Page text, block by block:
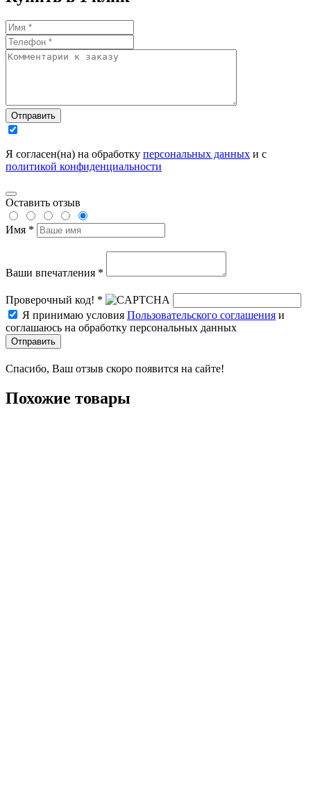
Отправить
Я согласен(на) на обработку персональных данных и с
политикой конфиденциальности
Оставить отзыв
Имя *
Ваши впечатления *
Проверочный код! *
Я принимаю условия Пользовательского соглашения и
соглашаюсь на обработку персональных данных
Отправить
Спасибо, Ваш отзыв скоро появится на сайте!
Похожие товары